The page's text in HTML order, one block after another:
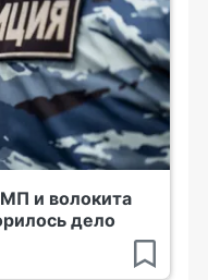
и волокита
дело